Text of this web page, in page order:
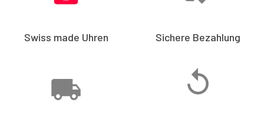
Swiss made Uhren Sichere Bezahlung